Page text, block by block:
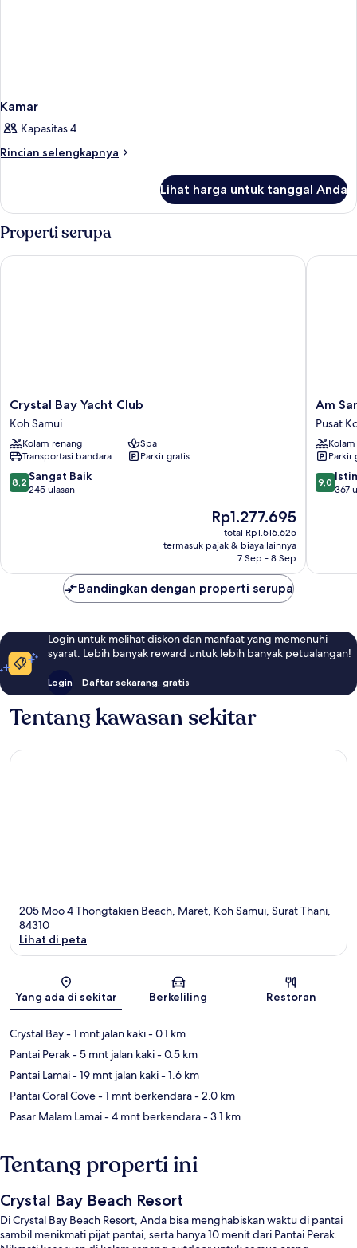
Kamar
Kapasitas 4
Rincian selengkapnya
Rincian
Kamar
Lihat harga untuk tanggal Anda
Properti serupa
Crystal
Bay
Yacht
Club
Koh
Samui
Crystal Bay Yacht Club
Koh Samui
Kolam renang
Spa
Transportasi bandara
Parkir gratis
8.2
dari
8,2 Sangat Baik
245 ulasan
Harga
sekarang
Rp1.277.695
Rp1.277.695
total Rp1.516.625
termasuk pajak & biaya lainnya
7 Sep - 8 Sep
Crystal Bay Yacht Club
Am
Samui
Palace
Pusat
Kota
Lamai
Am
Pusat
Parkir
9.0
dari
9,0
367
Am
Bandingkan dengan properti serupa
Login untuk melihat diskon dan manfaat yang memenuhi
syarat. Lebih banyak reward untuk lebih banyak petualangan!
Login Daftar sekarang, gratis
Tentang kawasan sekitar
205 Moo 4 Thongtakien Beach, Maret, Koh Samui, Surat Thani,
84310
Lihat di peta
Yang ada di sekitar Berkeliling Restoran
Crystal Bay- 1 mnt jalan kaki- 0.1 km
Pantai Perak- 5 mnt jalan kaki- 0.5 km
Pantai Lamai- 19 mnt jalan kaki- 1.6 km
Pantai Coral Cove- 1 mnt berkendara- 2.0 km
Pasar Malam Lamai- 4 mnt berkendara- 3.1 km
Tentang properti ini
Crystal Bay Beach Resort
Di Crystal Bay Beach Resort, Anda bisa menghabiskan waktu di pantai
sambil menikmati pijat pantai, serta hanya 10 menit dari Pantai Perak.